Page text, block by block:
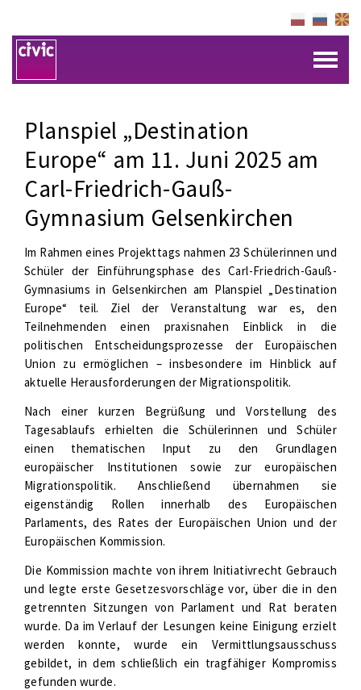
Planspiel „Destination
Europe“ am 11. Juni 2025 am
Carl-Friedrich-Gauß-
Gymnasium Gelsenkirchen
Im Rahmen eines Projekttags nahmen 23 Schülerinnen und
Schüler der Einführungsphase des Carl-Friedrich-Gauß-
Gymnasiums in Gelsenkirchen am Planspiel „Destination
Europe“ teil. Ziel der Veranstaltung war es, den
Teilnehmenden einen praxisnahen Einblick in die
politischen Entscheidungsprozesse der Europäischen
Union zu ermöglichen – insbesondere im Hinblick auf
aktuelle Herausforderungen der Migrationspolitik.
Nach einer kurzen Begrüßung und Vorstellung des
Tagesablaufs erhielten die Schülerinnen und Schüler
einen thematischen Input zu den Grundlagen
europäischer Institutionen sowie zur europäischen
Migrationspolitik. Anschließend übernahmen sie
eigenständig Rollen innerhalb des Europäischen
Parlaments, des Rates der Europäischen Union und der
Europäischen Kommission.
Die Kommission machte von ihrem Initiativrecht Gebrauch
und legte erste Gesetzesvorschläge vor, über die in den
getrennten Sitzungen von Parlament und Rat beraten
wurde. Da im Verlauf der Lesungen keine Einigung erzielt
werden konnte, wurde ein Vermittlungsausschuss
gebildet, in dem schließlich ein tragfähiger Kompromiss
gefunden wurde.